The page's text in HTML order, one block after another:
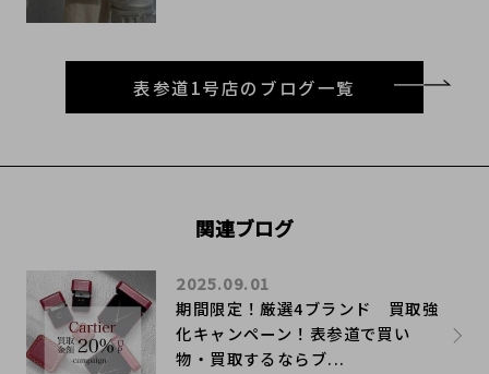
表参道1号店のブログ一覧
関連ブログ
期間限定！厳選4ブランド 買取強
化キャンペーン！表参道で買い
物・買取するならブ...
2025.09.01